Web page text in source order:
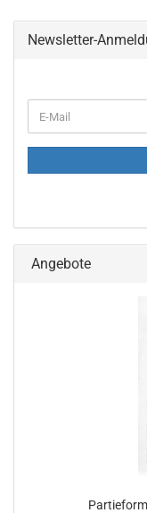
Newsletter-
ZUR
E-
Mail
Angebote